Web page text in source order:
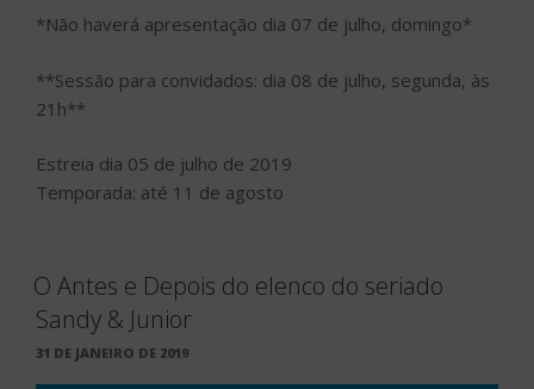
*Não haverá apresentação dia 07 de julho, domingo*
**Sessão para convidados: dia 08 de julho, segunda, às
21h**
Estreia dia 05 de julho de 2019
Temporada: até 11 de agosto
O Antes e Depois do elenco do seriado
Sandy & Junior
PUBLICADO
31 DE JANEIRO DE 2019